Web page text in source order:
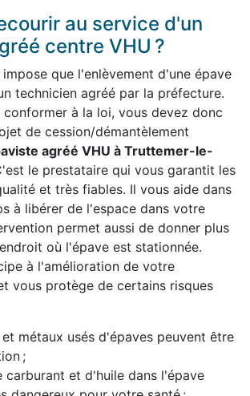
au service d'un
centre VHU ?
impose que l'enlèvement d'une épave
technicien agréé par la préfecture.
conformer à la loi, vous devez donc
de cession/démantèlement
agréé VHU à Truttemer-le-
le prestataire qui vous garantit les
et très fiables. Il vous aide dans
à libérer de l'espace dans votre
permet aussi de donner plus
où l'épave est stationnée.
à l'amélioration de votre
vous protège de certains risques
métaux usés d'épaves peuvent être
;
carburant et d'huile dans l'épave